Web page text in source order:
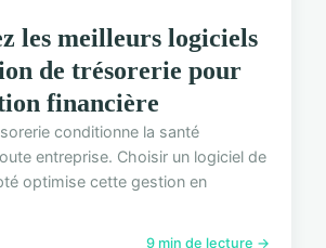
les meilleurs logiciels
de trésorerie pour
financière
conditionne la santé
entreprise. Choisir un logiciel de
optimise cette gestion en
9 min de lecture →